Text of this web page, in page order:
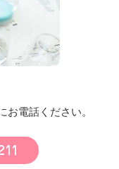
電話ください。